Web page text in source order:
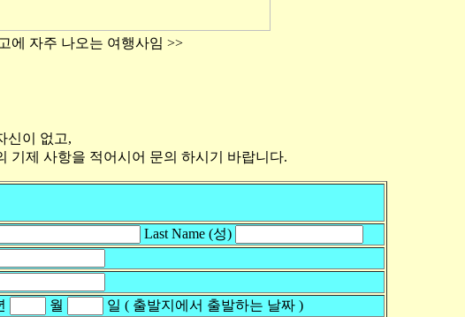
에 자주 나오는 여행사임 >>
신이 없고,
기제 사항을 적어시어 문의 하시기 바랍니다.
Last Name (성)
월 일 ( 출발지에서 출발하는 날짜 )